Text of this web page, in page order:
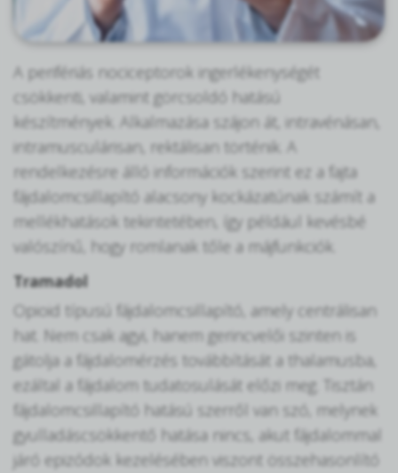
A perifériás nociceptorok ingerlékenységét
csökkenti, valamint görcsoldó hatású
készítmények. Alkalmazása szájon át, intravénásan,
intramusculárisan, rektálisan történik. A
rendelkezésre álló információk szerint ez a fajta
fájdalomcsillapító alacsony kockázatúnak számít a
mellékhatások tekintetében, így például kevésbé
valószínű, hogy romlanak tőle a májfunkciók.
Tramadol
Opioid típusú fájdalomcsillapító, amely centrálisan
hat. Nem csak agyi, hanem gerincvelői szinten is
gátolja a fájdalomérzés továbbítását a thalamusba,
ezáltal a fájdalom tudatosulását előzi meg. Tisztán
fájdalomcsillapító hatású szerről van szó, melynek
gyulladáscsökkentő hatása nincs, akut fájdalommal
járó epizódok kezelésében viszont összehasonlító